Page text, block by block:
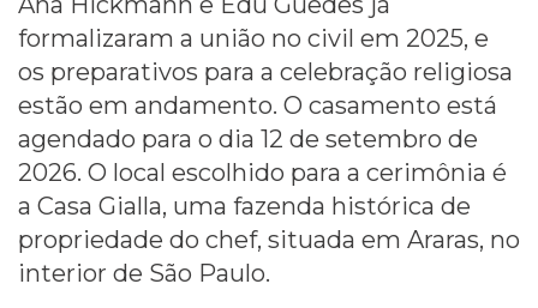
formalizaram a união no civil em 2025, e
os preparativos para a celebração religiosa
estão em andamento. O casamento está
agendado para o dia 12 de setembro de
2026. O local escolhido para a cerimônia é
a Casa Gialla, uma fazenda histórica de
propriedade do chef, situada em Araras, no
interior de São Paulo.